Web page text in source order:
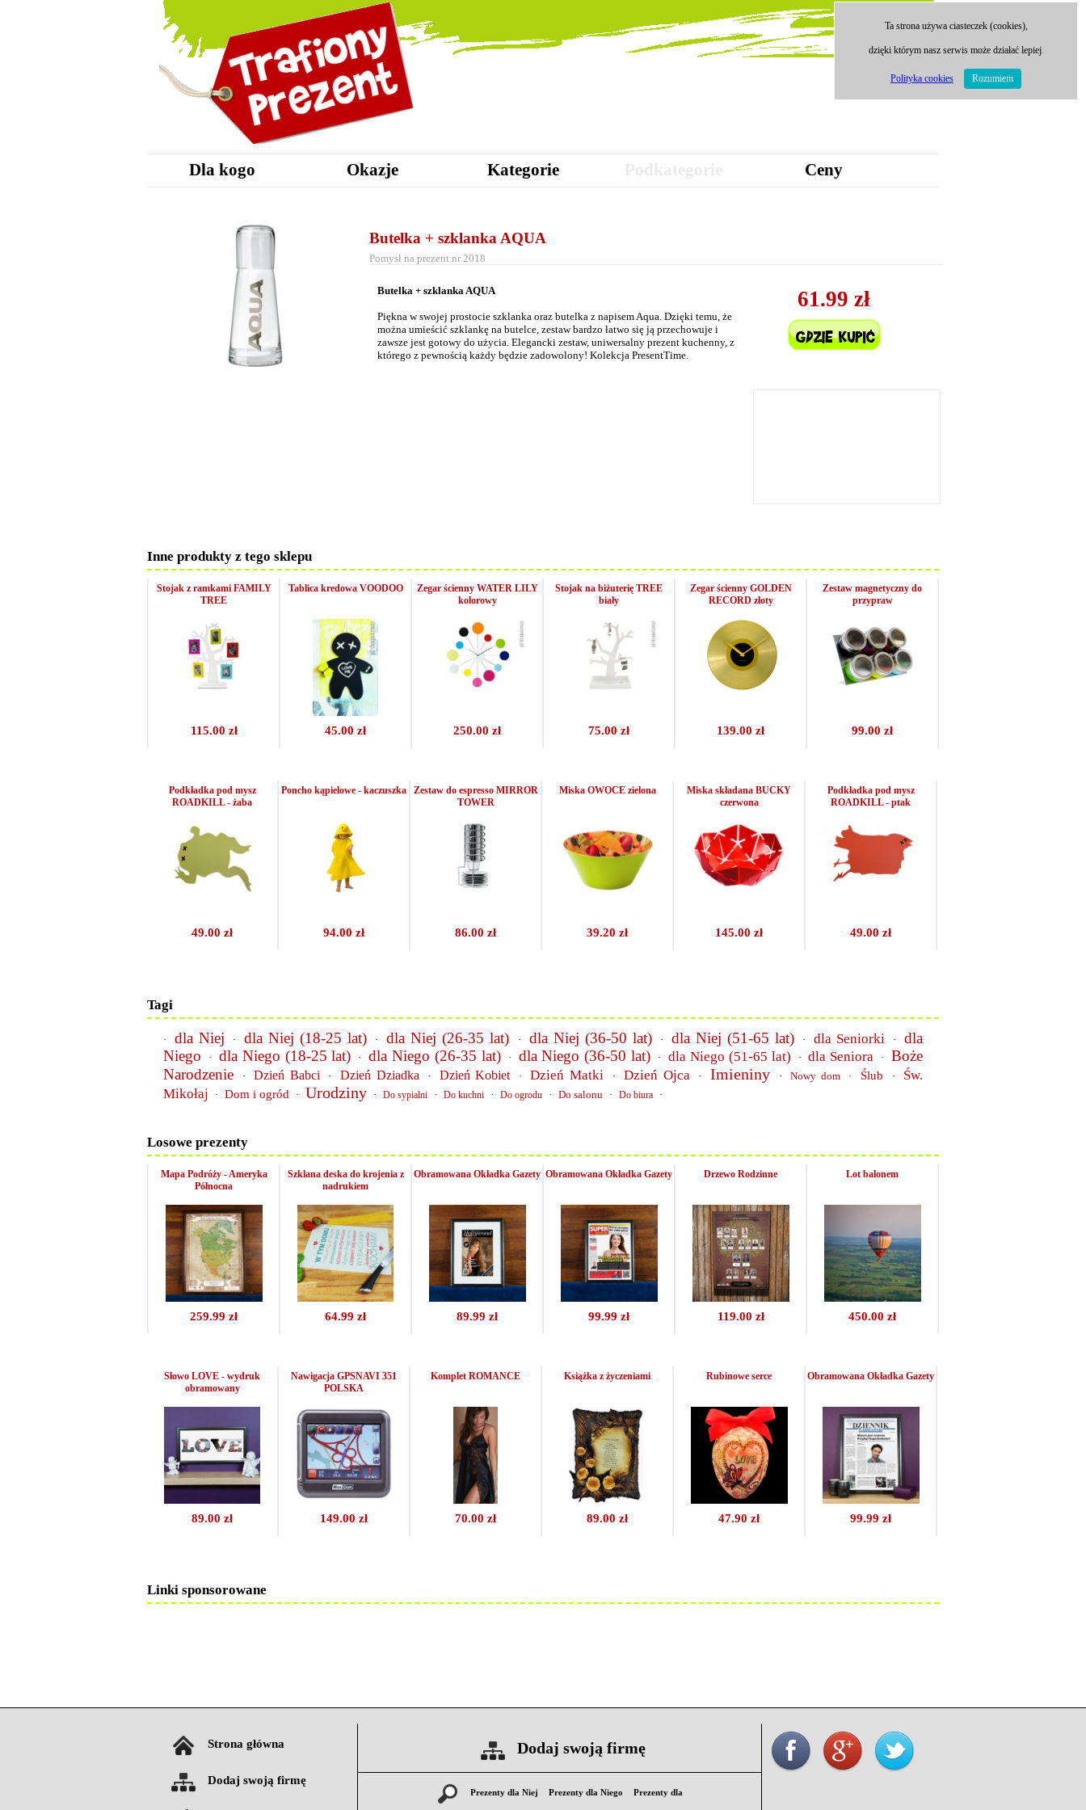
Dla kogo Okazje Kategorie Ceny
Butelka + szklanka AQUA
Pomysł na prezent nr 2018
61.99 zł
Butelka + szklanka AQUA
Piękna w swojej prostocie szklanka oraz butelka z napisem Aqua. Dzięki temu, że
można umieścić szklankę na butelce, zestaw bardzo łatwo się ją przechowuje i
zawsze jest gotowy do użycia. Elegancki zestaw, uniwersalny prezent kuchenny, z
którego z pewnością każdy będzie zadowolony! Kolekcja PresentTime.
Inne produkty z tego sklepu
115.00 zł
Stojak z ramkami FAMILY
TREE
45.00 zł
Tablica kredowa VOODOO
250.00 zł
Zegar ścienny WATER LILY
kolorowy
75.00 zł
Stojak na biżuterię TREE
biały
139.00 zł
Zegar ścienny GOLDEN
RECORD złoty
99.00 zł
Zestaw magnetyczny do
przypraw
49.00 zł
Podkładka pod mysz
ROADKILL - żaba
94.00 zł
Poncho kąpielowe - kaczuszka
86.00 zł
Zestaw do espresso MIRROR
TOWER
39.20 zł
Miska OWOCE zielona
145.00 zł
Miska składana BUCKY
czerwona
49.00 zł
Podkładka pod mysz
ROADKILL - ptak
Tagi
· dla Niej · dla Niej (18-25 lat) · dla Niej (26-35 lat) · dla Niej (36-50 lat) · dla Niej (51-65 lat) · dla Seniorki ·
dla
Niego
· dla Niego (18-25 lat) · dla Niego (26-35 lat) · dla Niego (36-50 lat) · dla Niego (51-65 lat) · dla Seniora ·
Boże
Narodzenie
· Dzień Babci · Dzień Dziadka · Dzień Kobiet · Dzień Matki · Dzień Ojca · Imieniny · Nowy dom · Ślub ·
Św.
Mikołaj
· Dom i ogród · Urodziny · Do sypialni · Do kuchni · Do ogrodu · Do salonu · Do biura ·
Losowe prezenty
259.99 zł
Mapa Podróży - Ameryka
Północna
64.99 zł
Szklana deska do krojenia z
nadrukiem
89.99 zł
Obramowana Okładka Gazety
99.99 zł
Obramowana Okładka Gazety
119.00 zł
Drzewo Rodzinne
450.00 zł
Lot balonem
89.00 zł
Słowo LOVE - wydruk
obramowany
149.00 zł
Nawigacja GPSNAVI 351
POLSKA
70.00 zł
Komplet ROMANCE
89.00 zł
Książka z życzeniami
47.90 zł
Rubinowe serce
99.99 zł
Obramowana Okładka Gazety
Linki sponsorowane
Strona główna
Dodaj swoją firmę
Dodaj swoją firmę
Prezenty dla Niej Prezenty dla Niego Prezenty dla
Ta strona używa ciasteczek (cookies),
dzięki którym nasz serwis może działać lepiej.
Polityka cookies Rozumiem